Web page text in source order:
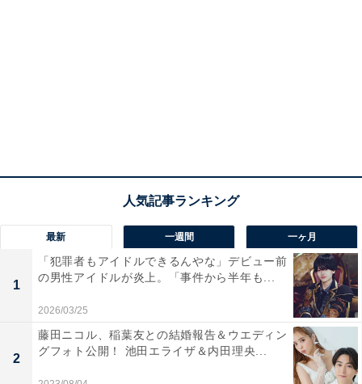
最新 一週間 一ヶ月
1
「犯罪者もアイドルできるんやな」デビュー前
の男性アイドルが炎上。「事件から半年も...
2026/03/25
2
藤田ニコル、稲葉友との結婚報告＆ウエディン
グフォト公開！ 池田エライザ＆内田理央...